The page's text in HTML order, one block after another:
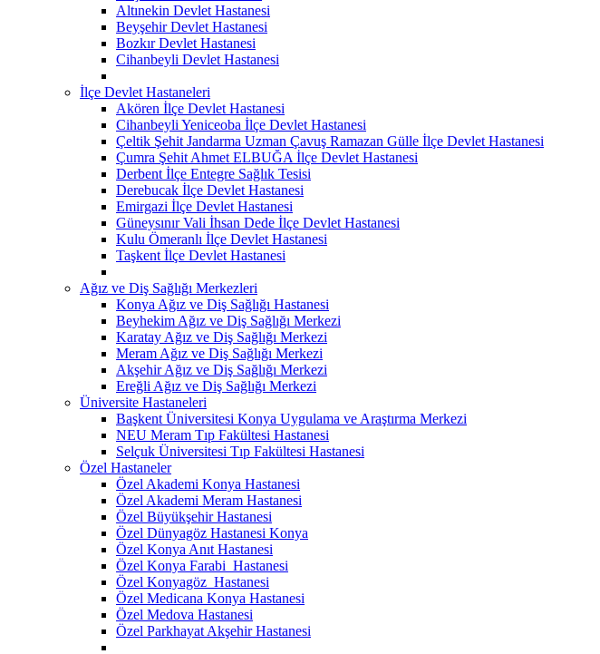
Altınekin Devlet Hastanesi
Beyşehir Devlet Hastanesi
Bozkır Devlet Hastanesi
Cihanbeyli Devlet Hastanesi
İlçe Devlet Hastaneleri
Akören İlçe Devlet Hastanesi
Cihanbeyli Yeniceoba İlçe Devlet Hastanesi
Çeltik Şehit Jandarma Uzman Çavuş Ramazan Gülle İlçe Devlet Hastanesi
Çumra Şehit Ahmet ELBUĞA İlçe Devlet Hastanesi
Derbent İlçe Entegre Sağlık Tesisi
Derebucak İlçe Devlet Hastanesi
Emirgazi İlçe Devlet Hastanesi
Güneysınır Vali İhsan Dede İlçe Devlet Hastanesi
Kulu Ömeranlı İlçe Devlet Hastanesi
Taşkent İlçe Devlet Hastanesi
Ağız ve Diş Sağlığı Merkezleri
Konya Ağız ve Diş Sağlığı Hastanesi
Beyhekim Ağız ve Diş Sağlığı Merkezi
Karatay Ağız ve Diş Sağlığı Merkezi
Meram Ağız ve Diş Sağlığı Merkezi
Akşehir Ağız ve Diş Sağlığı Merkezi
Ereğli Ağız ve Diş Sağlığı Merkezi
Üniversite Hastaneleri
Başkent Üniversitesi Konya Uygulama ve Araştırma Merkezi
NEU Meram Tıp Fakültesi Hastanesi
Selçuk Üniversitesi Tıp Fakültesi Hastanesi
Özel Hastaneler
Özel Akademi Konya Hastanesi
Özel Akademi Meram Hastanesi
Özel Büyükşehir Hastanesi
Özel Dünyagöz Hastanesi Konya
Özel Konya Anıt Hastanesi
Özel Konya Farabi Hastanesi
Özel Konyagöz Hastanesi
Özel Medicana Konya Hastanesi
Özel Medova Hastanesi
Özel Parkhayat Akşehir Hastanesi